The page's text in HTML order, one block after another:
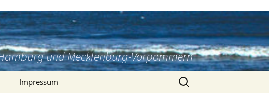
und Mecklenburg-Vorpommern
Impressum
Suchen
nach: